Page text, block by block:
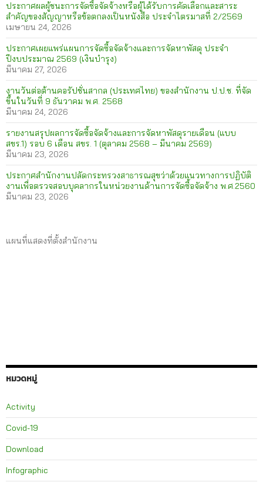
ประกาศผลผู้ชนะการจัดซื้อจัดจ้างหรือผู้ได้รับการคัดเลือกและสาระ
สำคัญของสัญญาหรือข้อตกลงเป็นหนังสือ ประจำไตรมาสที่ 2/2569
เมษายน 24, 2026
ประกาศเผยแพร่แผนการจัดซื้อจัดจ้างและการจัดหาพัสดุ ประจำ
ปีงบประมาณ 2569 (เงินบำรุง)
มีนาคม 27, 2026
งานวันต่อต้านคอรัปชั่นสากล (ประเทศไทย) ของสำนักงาน ป.ป.ช. ที่จัด
ขึ้นในวันที่ 9 ธันวาคม พ.ศ. 2568
มีนาคม 24, 2026
รายงานสรุปผลการจัดซื้อจัดจ้างและการจัดหาพัสดุรายเดือน (แบบ
สขร.1) รอบ 6 เดือน สขร. 1 (ตุลาคม 2568 – มีนาคม 2569)
มีนาคม 23, 2026
ประกาศสำนักงานปลัดกระทรวงสาธารณสุขว่าด้วยแนวทางการปฏิบัติ
งานเพื่อตรวจสอบบุคลากรในหน่วยงานด้านการจัดซื้อจัดจ้าง พ.ศ.2560
มีนาคม 23, 2026
แผนที่แสดงที่ตั้งสำนักงาน
หมวดหมู่
Activity
Covid-19
Download
Infographic